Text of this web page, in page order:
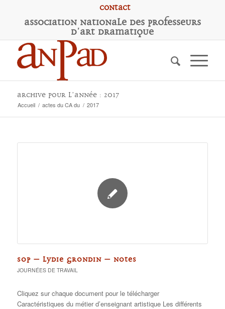
Contact
Association Nationale des Professeurs
d'Art Dramatique
Archive pour l’année : 2017
Accueil / actes du CA du / 2017
SOP – LYDIE GRONDIN – NOTES
JOURNÉES DE TRAVAIL
Cliquez sur chaque document pour le télécharger
Caractéristiques du métier d’enseignant artistique Les différents